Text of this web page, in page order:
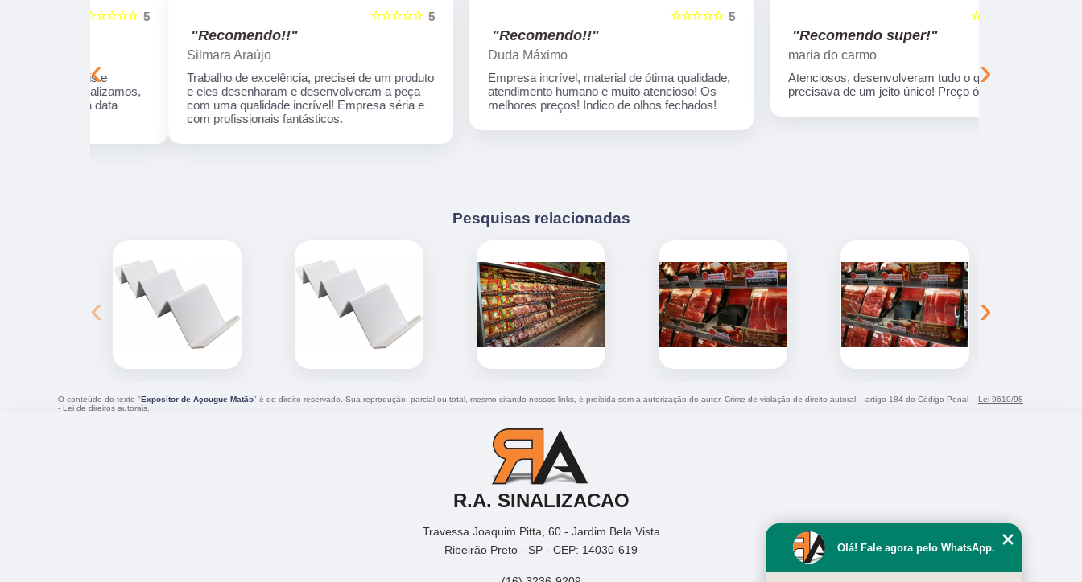
"Recomendo!!"
Silmara Araújo
Trabalho de excelência, precisei de um produto
e eles desenharam e desenvolveram a peça
com uma qualidade incrível! Empresa séria e
com profissionais fantásticos.
"Recomendo!!"
Duda Máximo
Empresa incrível, material de ótima qualidade,
atendimento humano e muito atencioso! Os
melhores preços! Indico de olhos fechados!
"Recomendo super!"
maria do carmo
Atenciosos, desenvolveram tudo o que eu
precisava de um jeito único! Preço ótimo.
‹ ›
Pesquisas relacionadas
‹ ›
O conteúdo do texto "Expositor de Açougue Matão" é de direito reservado. Sua reprodução, parcial ou total, mesmo citando nossos links, é proibida sem a autorização do autor. Crime de violação de direito autoral – artigo 184 do Código Penal – Lei 9610/98
- Lei de direitos autorais
R.A. SINALIZACAO
Travessa Joaquim Pitta, 60 - Jardim Bela Vista
Ribeirão Preto - SP - CEP: 14030-619
Olá! Fale agora pelo WhatsApp.